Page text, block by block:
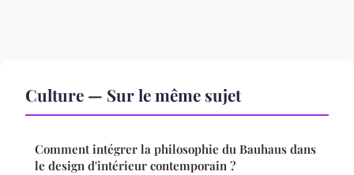
Culture — Sur le même sujet
Comment intégrer la philosophie du Bauhaus dans
le design d'intérieur contemporain ?